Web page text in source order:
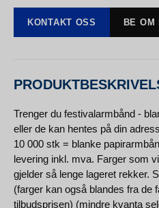
KONTAKT OSS BE OM
Trenger du festivalarmbånd -
eller de kan hentes på din
10 000 stk = blanke
levering inkl. mva. Farger som
gjelder så lenge lageret rekker.
(farger kan også blandes fra de
tilbudsprisen) (mindre kvanta